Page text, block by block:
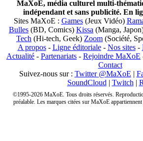
MaXoE, média culturel multi-
indépendant et sans publicité. En
Sites MaXoE : Games(Jeux Vidéo)
Bulles (BD, Comics) Kissa (Manga,
Tech (Hi-tech, Geek) Zoom (Société,
A propos- Ligne éditoriale- Nos sites-
Actualité - Partenariats - Rejoindre MaXoE
Contact
Suivez-nous sur : Twitter @MaXoE |
SoundCloud | Twitch |
©1995-2026 MaXoE. Tous droits réservés.
préalable. Les marques citées sur MaXoE